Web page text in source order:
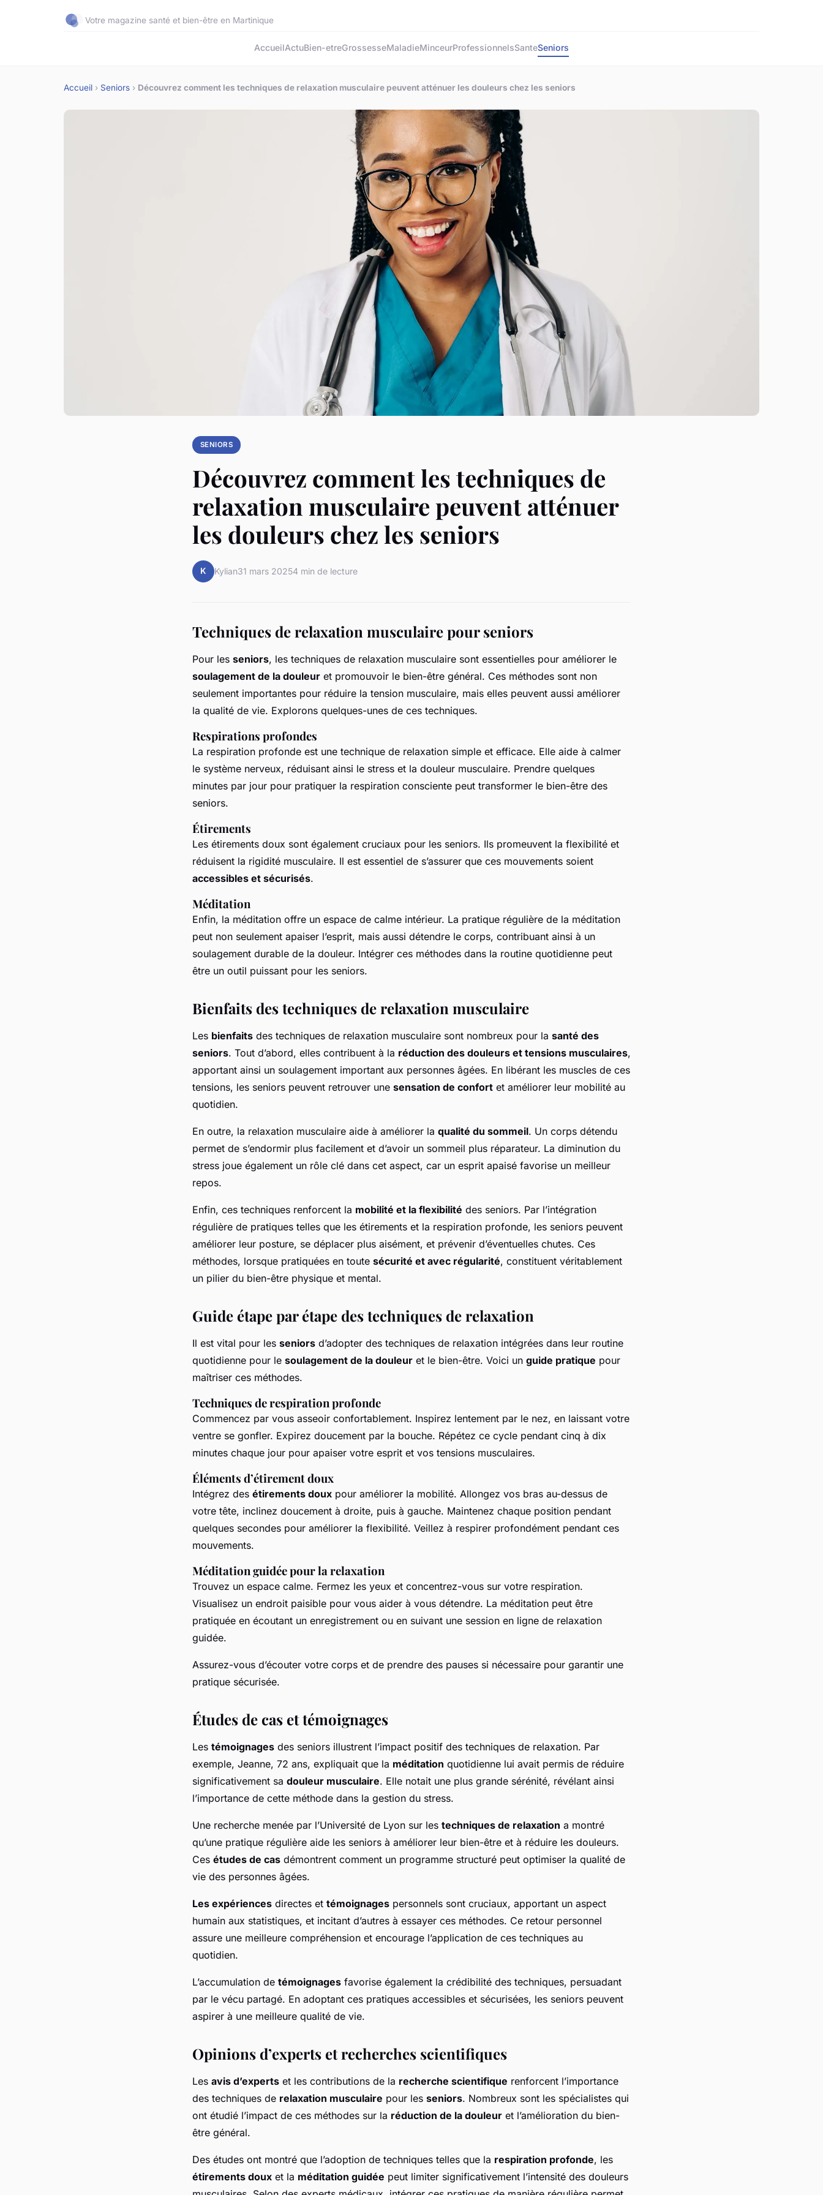
Votre magazine santé et bien-être en Martinique
AccueilActuBien-etreGrossesseMaladieMinceurProfessionnelsSanteSeniors
Accueil › Seniors › Découvrez comment les techniques de relaxation musculaire peuvent atténuer les douleurs chez les seniors
SENIORS
Découvrez comment les techniques de
relaxation musculaire peuvent atténuer
les douleurs chez les seniors
K Kylian31 mars 20254 min de lecture
Techniques de relaxation musculaire pour seniors
Pour les seniors, les techniques de relaxation musculaire sont essentielles pour améliorer le
soulagement de la douleur et promouvoir le bien-être général. Ces méthodes sont non
seulement importantes pour réduire la tension musculaire, mais elles peuvent aussi améliorer
la qualité de vie. Explorons quelques-unes de ces techniques.
Respirations profondes
La respiration profonde est une technique de relaxation simple et efficace. Elle aide à calmer
le système nerveux, réduisant ainsi le stress et la douleur musculaire. Prendre quelques
minutes par jour pour pratiquer la respiration consciente peut transformer le bien-être des
seniors.
Étirements
Les étirements doux sont également cruciaux pour les seniors. Ils promeuvent la flexibilité et
réduisent la rigidité musculaire. Il est essentiel de s’assurer que ces mouvements soient
accessibles et sécurisés.
Méditation
Enfin, la méditation offre un espace de calme intérieur. La pratique régulière de la méditation
peut non seulement apaiser l’esprit, mais aussi détendre le corps, contribuant ainsi à un
soulagement durable de la douleur. Intégrer ces méthodes dans la routine quotidienne peut
être un outil puissant pour les seniors.
Bienfaits des techniques de relaxation musculaire
Les bienfaits des techniques de relaxation musculaire sont nombreux pour la santé des
seniors. Tout d’abord, elles contribuent à la réduction des douleurs et tensions musculaires,
apportant ainsi un soulagement important aux personnes âgées. En libérant les muscles de ces
tensions, les seniors peuvent retrouver une sensation de confort et améliorer leur mobilité au
quotidien.
En outre, la relaxation musculaire aide à améliorer la qualité du sommeil. Un corps détendu
permet de s’endormir plus facilement et d’avoir un sommeil plus réparateur. La diminution du
stress joue également un rôle clé dans cet aspect, car un esprit apaisé favorise un meilleur
repos.
Enfin, ces techniques renforcent la mobilité et la flexibilité des seniors. Par l’intégration
régulière de pratiques telles que les étirements et la respiration profonde, les seniors peuvent
améliorer leur posture, se déplacer plus aisément, et prévenir d’éventuelles chutes. Ces
méthodes, lorsque pratiquées en toute sécurité et avec régularité, constituent véritablement
un pilier du bien-être physique et mental.
Guide étape par étape des techniques de relaxation
Il est vital pour les seniors d’adopter des techniques de relaxation intégrées dans leur routine
quotidienne pour le soulagement de la douleur et le bien-être. Voici un guide pratique pour
maîtriser ces méthodes.
Techniques de respiration profonde
Commencez par vous asseoir confortablement. Inspirez lentement par le nez, en laissant votre
ventre se gonfler. Expirez doucement par la bouche. Répétez ce cycle pendant cinq à dix
minutes chaque jour pour apaiser votre esprit et vos tensions musculaires.
Éléments d’étirement doux
Intégrez des étirements doux pour améliorer la mobilité. Allongez vos bras au-dessus de
votre tête, inclinez doucement à droite, puis à gauche. Maintenez chaque position pendant
quelques secondes pour améliorer la flexibilité. Veillez à respirer profondément pendant ces
mouvements.
Méditation guidée pour la relaxation
Trouvez un espace calme. Fermez les yeux et concentrez-vous sur votre respiration.
Visualisez un endroit paisible pour vous aider à vous détendre. La méditation peut être
pratiquée en écoutant un enregistrement ou en suivant une session en ligne de relaxation
guidée.
Assurez-vous d’écouter votre corps et de prendre des pauses si nécessaire pour garantir une
pratique sécurisée.
Études de cas et témoignages
Les témoignages des seniors illustrent l’impact positif des techniques de relaxation. Par
exemple, Jeanne, 72 ans, expliquait que la méditation quotidienne lui avait permis de réduire
significativement sa douleur musculaire. Elle notait une plus grande sérénité, révélant ainsi
l’importance de cette méthode dans la gestion du stress.
Une recherche menée par l’Université de Lyon sur les techniques de relaxation a montré
qu’une pratique régulière aide les seniors à améliorer leur bien-être et à réduire les douleurs.
Ces études de cas démontrent comment un programme structuré peut optimiser la qualité de
vie des personnes âgées.
Les expériences directes et témoignages personnels sont cruciaux, apportant un aspect
humain aux statistiques, et incitant d’autres à essayer ces méthodes. Ce retour personnel
assure une meilleure compréhension et encourage l’application de ces techniques au
quotidien.
L’accumulation de témoignages favorise également la crédibilité des techniques, persuadant
par le vécu partagé. En adoptant ces pratiques accessibles et sécurisées, les seniors peuvent
aspirer à une meilleure qualité de vie.
Opinions d’experts et recherches scientifiques
Les avis d’experts et les contributions de la recherche scientifique renforcent l’importance
des techniques de relaxation musculaire pour les seniors. Nombreux sont les spécialistes qui
ont étudié l’impact de ces méthodes sur la réduction de la douleur et l’amélioration du bien-
être général.
Des études ont montré que l’adoption de techniques telles que la respiration profonde, les
étirements doux et la méditation guidée peut limiter significativement l’intensité des douleurs